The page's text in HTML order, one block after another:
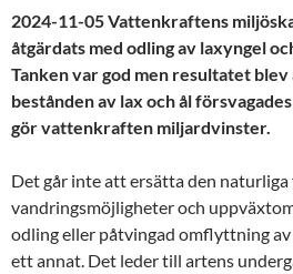
2024-11-05 Vattenkraftens
åtgärdats med odling av laxyngel
Tanken var god men resultatet
bestånden av lax och ål
gör vattenkraften miljardvinster.
Det går inte att ersätta den naturliga
vandringsmöjligheter och
odling eller påtvingad omflyttning
ett annat. Det leder till artens